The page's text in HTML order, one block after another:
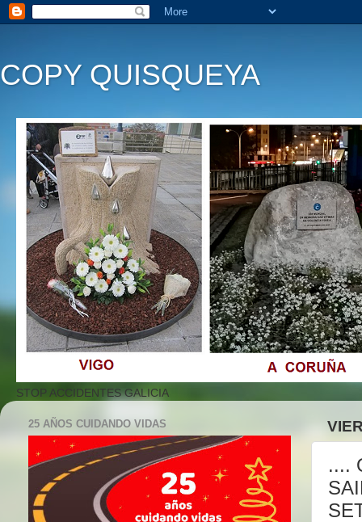
COPY QUISQUEYA
STOP ACCIDENTES GALICIA
....
25 AÑOS CUIDANDO VIDAS